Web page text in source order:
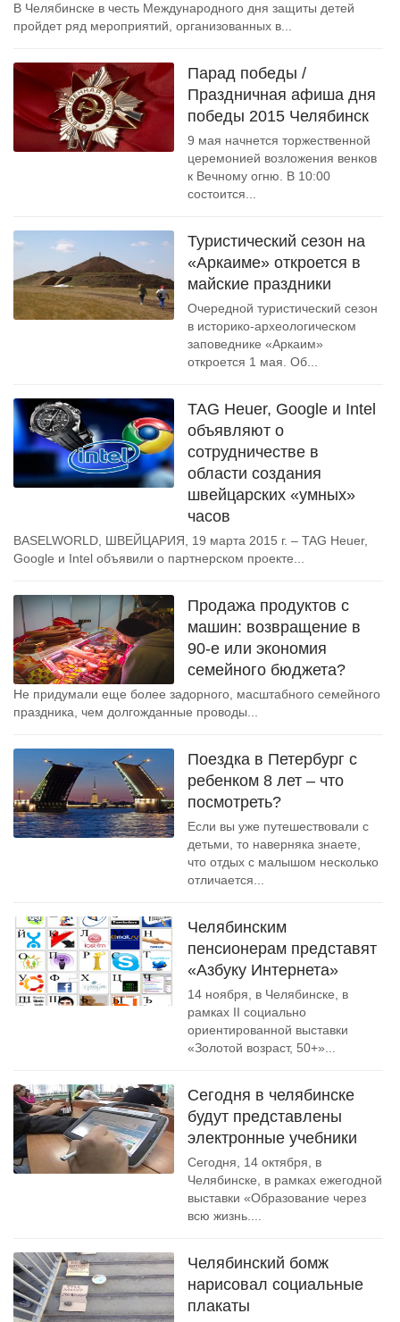
В Челябинске в честь Международного дня защиты детей
пройдет ряд мероприятий, организованных в...
Парад победы /
Праздничная афиша дня
победы 2015 Челябинск
9 мая начнется торжественной
церемонией возложения венков
к Вечному огню. В 10:00
состоится...
Туристический сезон на
«Аркаиме» откроется в
майские праздники
Очередной туристический сезон
в историко-археологическом
заповеднике «Аркаим»
откроется 1 мая. Об...
TAG Heuer, Google и Intel
объявляют о
сотрудничестве в
области создания
швейцарских «умных»
часов
BASELWORLD, ШВЕЙЦАРИЯ, 19 марта 2015 г. – TAG Heuer,
Google и Intel объявили о партнерском проекте...
Продажа продуктов с
машин: возвращение в
90-е или экономия
семейного бюджета?
Не придумали еще более задорного, масштабного семейного
праздника, чем долгожданные проводы...
Поездка в Петербург с
ребенком 8 лет – что
посмотреть?
Если вы уже путешествовали с
детьми, то наверняка знаете,
что отдых с малышом несколько
отличается...
Челябинским
пенсионерам представят
«Азбуку Интернета»
14 ноября, в Челябинске, в
рамках II социально
ориентированной выставки
«Золотой возраст, 50+»...
Cегодня в челябинске
будут представлены
электронные учебники
Сегодня, 14 октября, в
Челябинске, в рамках ежегодной
выставки «Образование через
всю жизнь....
Челябинский бомж
нарисовал социальные
плакаты